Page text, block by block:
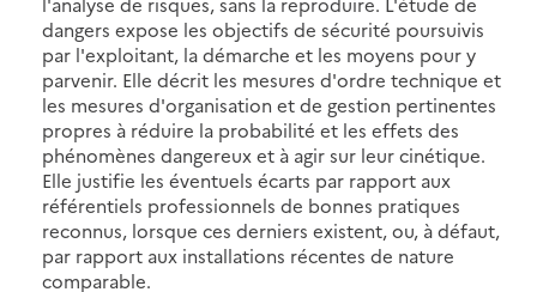
dangers expose les objectifs de sécurité poursuivis
par l'exploitant, la démarche et les moyens pour y
parvenir. Elle décrit les mesures d'ordre technique et
les mesures d'organisation et de gestion pertinentes
propres à réduire la probabilité et les effets des
phénomènes dangereux et à agir sur leur cinétique.
Elle justifie les éventuels écarts par rapport aux
référentiels professionnels de bonnes pratiques
reconnus, lorsque ces derniers existent, ou, à défaut,
par rapport aux installations récentes de nature
comparable.